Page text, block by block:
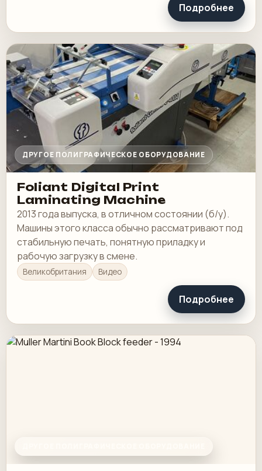
Подробнее
ДРУГОЕ ПОЛИГРАФИЧЕСКОЕ ОБОРУДОВАНИЕ
Foliant Digital Print
Laminating Machine
2013 года выпуска, в отличном состоянии (б/у).
Машины этого класса обычно рассматривают под
стабильную печать, понятную приладку и
рабочую загрузку в смене.
Великобритания Видео
Подробнее